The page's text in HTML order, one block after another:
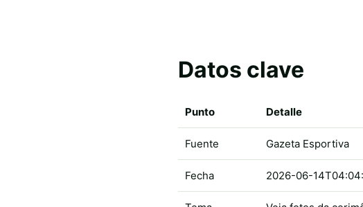
Datos clave
Punto Detalle
Fuente Gazeta Esportiva
Fecha 2026-06-